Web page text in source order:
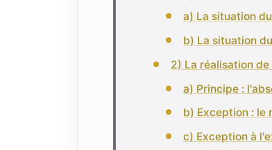
a) La situation
b) La situation
2) La réalisation
a) Principe :
b) Exception : le
c) Exception à